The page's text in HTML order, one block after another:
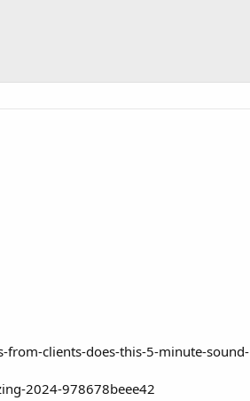
clients-does-this-5-minute-sound-
2024-978678beee42